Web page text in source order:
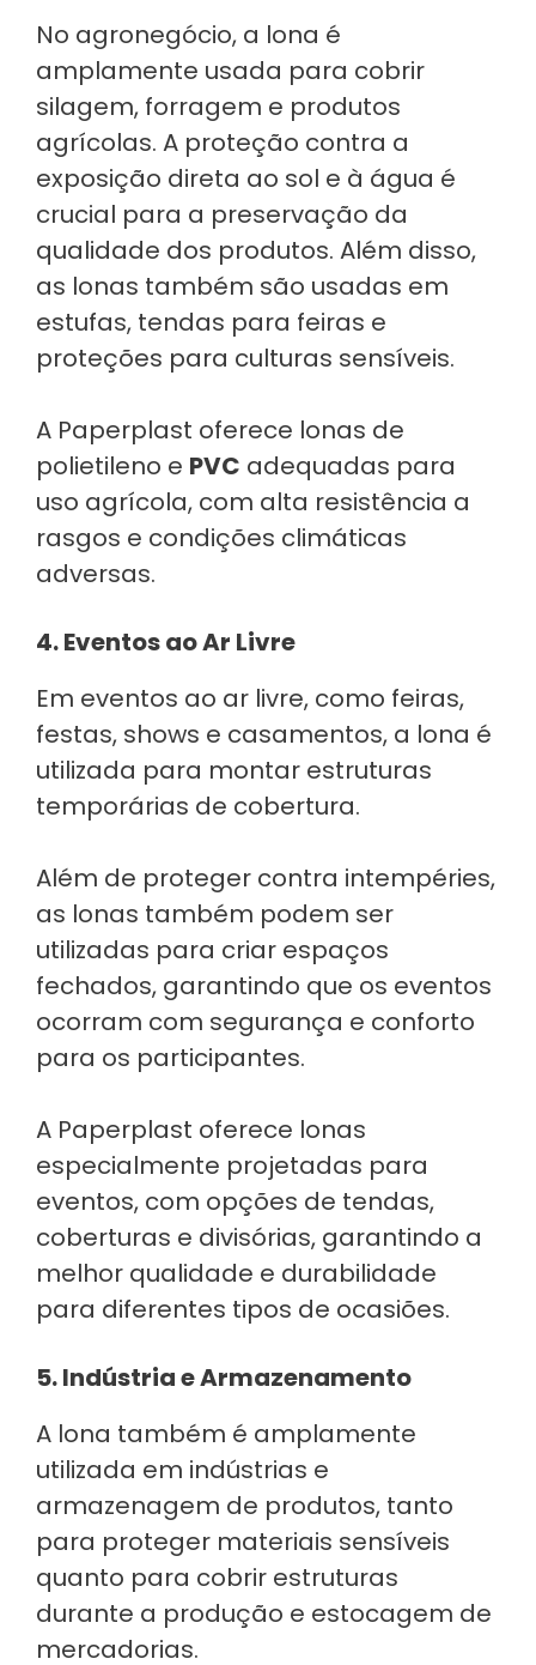
No agronegócio, a lona é
amplamente usada para cobrir
silagem, forragem e produtos
agrícolas. A proteção contra a
exposição direta ao sol e à água é
crucial para a preservação da
qualidade dos produtos. Além disso,
as lonas também são usadas em
estufas, tendas para feiras e
proteções para culturas sensíveis.
A Paperplast oferece lonas de
polietileno e PVC adequadas para
uso agrícola, com alta resistência a
rasgos e condições climáticas
adversas.
4. Eventos ao Ar Livre
Em eventos ao ar livre, como feiras,
festas, shows e casamentos, a lona é
utilizada para montar estruturas
temporárias de cobertura.
Além de proteger contra intempéries,
as lonas também podem ser
utilizadas para criar espaços
fechados, garantindo que os eventos
ocorram com segurança e conforto
para os participantes.
A Paperplast oferece lonas
especialmente projetadas para
eventos, com opções de tendas,
coberturas e divisórias, garantindo a
melhor qualidade e durabilidade
para diferentes tipos de ocasiões.
5. Indústria e Armazenamento
A lona também é amplamente
utilizada em indústrias e
armazenagem de produtos, tanto
para proteger materiais sensíveis
quanto para cobrir estruturas
durante a produção e estocagem de
mercadorias.